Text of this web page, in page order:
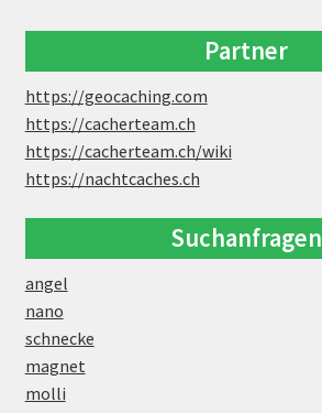
Partner
https://geocaching.com
https://cacherteam.ch
https://cacherteam.ch/wiki
https://nachtcaches.ch
Suchanfragen
angel
nano
schnecke
magnet
molli